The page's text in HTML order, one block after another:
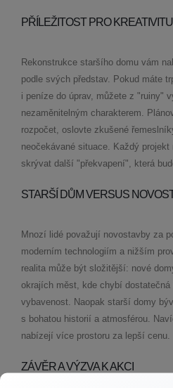
PŘÍLEŽITOST PRO KREATIVITU
Rekonstrukce staršího domu vám
podle svých představ. Pokud máte
i peníze do úprav, můžete z "ruiny"
nezaměnitelným charakterem.
rozpočet, oslovte zkušené
neočekávané situace. Každý
skrývat další "překvapení", která
STARŠÍ DŮM VERSUS
Mnozí lidé považují novostavby za
moderním technologiím a nižším
realita může být složitější: nové
okrajích měst, kde chybí
vybavenost. Naopak starší domy
s bohatou historií a atmosférou.
nabízejí více prostoru za lepší cenu.
ZÁVĚR A VÝZVA K AKCI